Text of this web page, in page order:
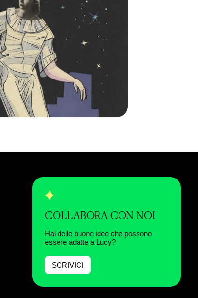
COLLABORA CON NOI
Hai delle buone idee che possono
essere adatte a Lucy?
SCRIVICI